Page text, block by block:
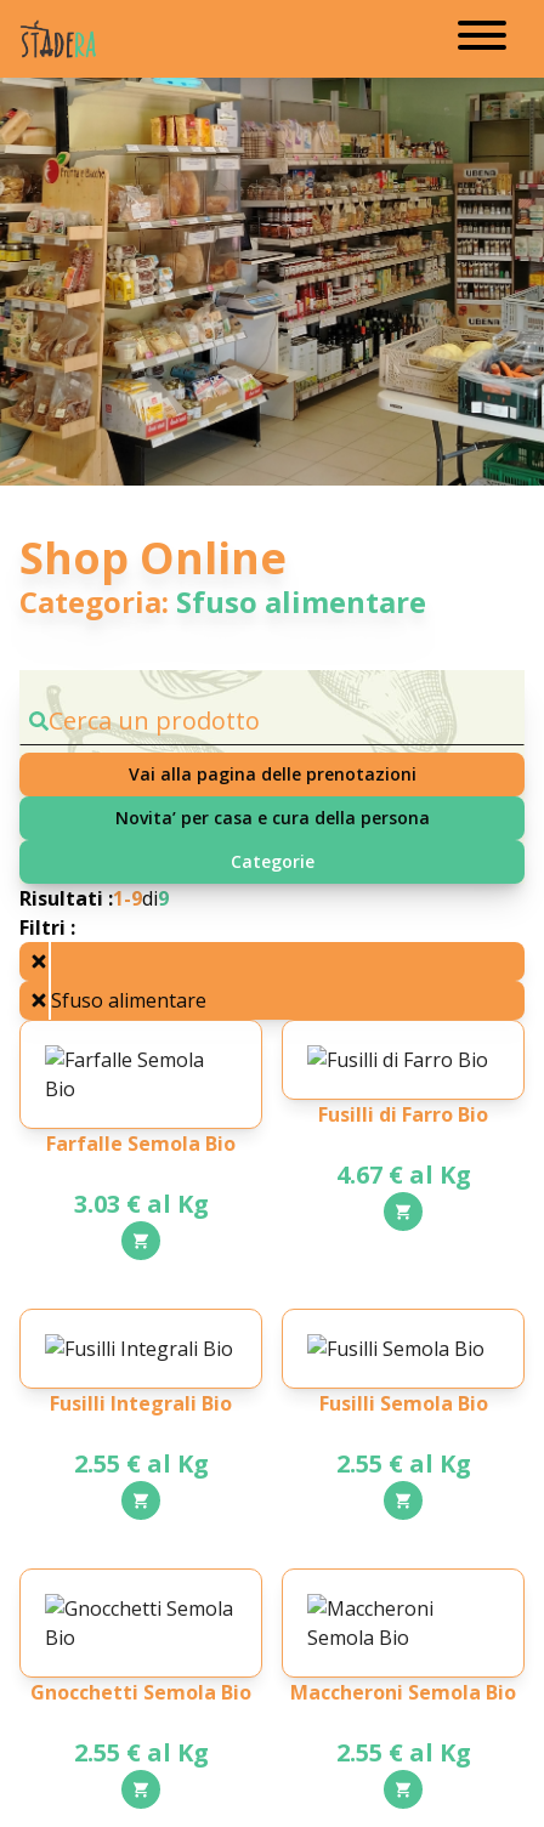
Shop Online
Categoria: Sfuso alimentare
Cerca un prodotto
Vai alla pagina delle prenotazioni
Novita’ per casa e cura della persona
Categorie
Risultati :1-9di9
Filtri :
Sfuso alimentare
Farfalle Semola Bio
3.03 € al Kg
Fusilli di Farro Bio
4.67 € al Kg
Fusilli Integrali Bio
2.55 € al Kg
Fusilli Semola Bio
2.55 € al Kg
Gnocchetti Semola Bio
2.55 € al Kg
Maccheroni Semola Bio
2.55 € al Kg